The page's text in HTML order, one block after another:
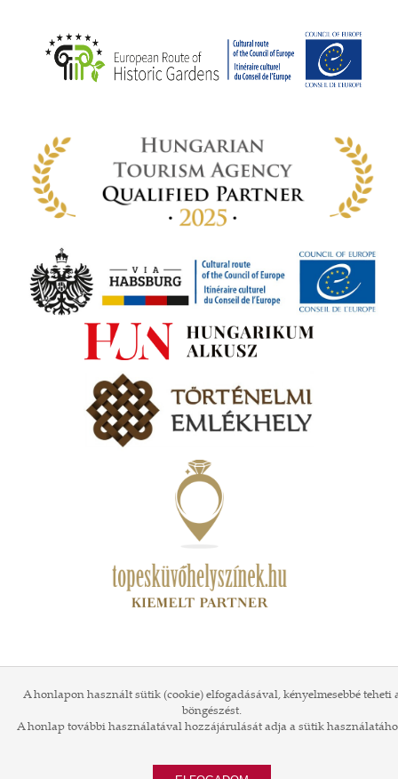
A honlapon használt sütik (cookie) elfogadásával, kényelmesebbé teheti
böngészést.
A honlap további használatával hozzájárulását adja a sütik